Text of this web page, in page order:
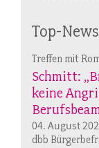
Top-
Treffen mit
Schmitt:
keine
04. August
dbb